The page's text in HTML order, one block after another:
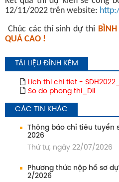
12/11/2022 trên website:
Chúc các thí sinh dự thi
QUẢ CAO !
TÀI LIỆU ĐÍNH KÈM
Lich thi chi tiet -
So do phong thi_DII
CÁC TIN KHÁC
Thông báo chỉ tiêu tuyển
2026
Thứ tư, ngày 22/07/2026
Phương thức nộp hồ sơ
2/2026